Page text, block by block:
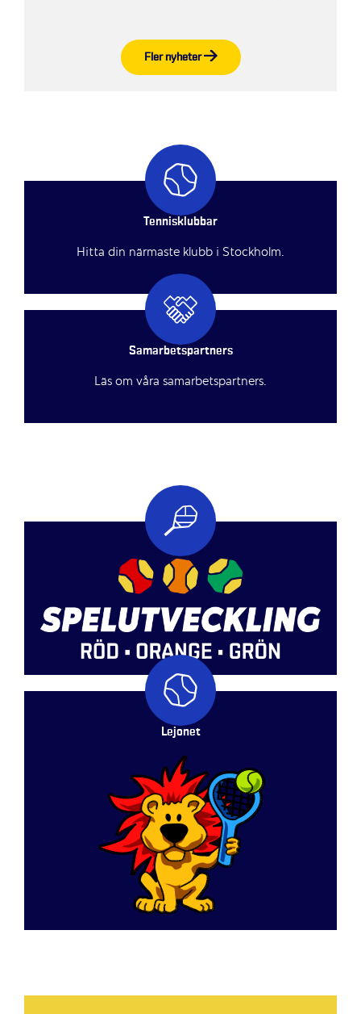
Fler nyheter
Tennisklubbar
Hitta din närmaste klubb i Stockholm.
Samarbetspartners
Läs om våra samarbetspartners.
Lejonet